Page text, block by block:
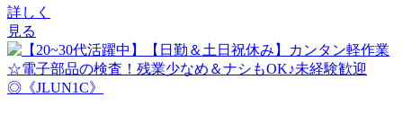
詳しく
見る